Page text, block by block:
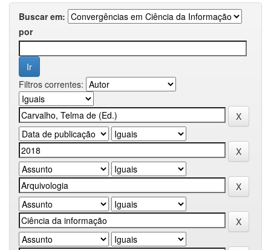
Buscar em:
por
Filtros correntes: